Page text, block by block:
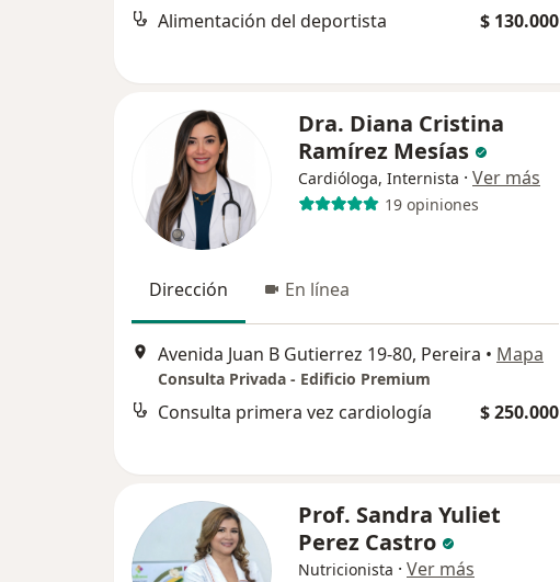
Alimentación del deportista $ 130.000
Dra. Diana Cristina
Ramírez Mesías
Cardióloga, Internista · Ver más
19 opiniones
Dirección En línea
Avenida Juan B Gutierrez 19-80, Pereira • Mapa
Consulta Privada - Edificio Premium
Consulta primera vez cardiología $ 250.000
Prof. Sandra Yuliet
Perez Castro
Nutricionista · Ver más